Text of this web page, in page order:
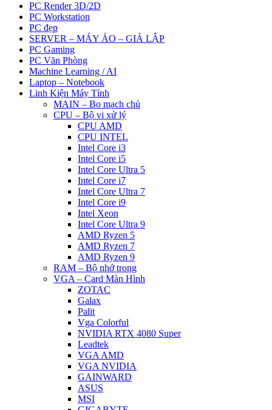
PC Render 3D/2D
PC Workstation
PC đẹp
SERVER – MÁY ẢO – GIẢ LẬP
PC Gaming
PC Văn Phòng
Machine Learning / AI
Laptop – Notebook
Linh Kiện Máy Tính
MAIN – Bo mạch chủ
CPU – Bộ vi xử lý
CPU AMD
CPU INTEL
Intel Core i3
Intel Core i5
Intel Core Ultra 5
Intel Core i7
Intel Core Ultra 7
Intel Core i9
Intel Xeon
Intel Core Ultra 9
AMD Ryzen 5
AMD Ryzen 7
AMD Ryzen 9
RAM – Bộ nhớ trong
VGA – Card Màn Hình
ZOTAC
Galax
Palit
Vga Colorful
NVIDIA RTX 4080 Super
Leadtek
VGA AMD
VGA NVIDIA
GAINWARD
ASUS
MSI